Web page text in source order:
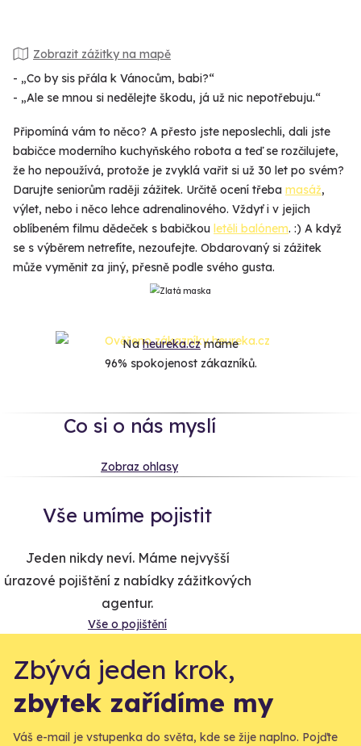
Zobrazit zážitky na mapě
- „Co by sis přála k Vánocům, babi?“
- „Ale se mnou si nedělejte škodu, já už nic nepotřebuju.“
Připomíná vám to něco? A přesto jste neposlechli, dali jste
babičce moderního kuchyňského robota a teď se rozčilujete,
že ho nepoužívá, protože je zvyklá vařit si už 30 let po svém?
Darujte seniorům raději zážitek. Určitě ocení třeba masáž,
výlet, nebo i něco lehce adrenalinového. Vždyť i v jejich
oblíbeném filmu dědeček s babičkou letěli balónem. :) A když
se s výběrem netrefíte, nezoufejte. Obdarovaný si zážitek
může vyměnit za jiný, přesně podle svého gusta.
Naheureka.czmáme
96% spokojenost zákazníků.
Co si o nás myslí
Zobraz ohlasy
Vše umíme pojistit
Jeden nikdy neví. Máme nejvyšší
úrazové pojištění z nabídky zážitkových
agentur.
Vše o pojištění
Zbývá jeden krok,
zbytek zařídíme my
Váš e-mail je vstupenka do světa, kde se žije naplno. Pojďte